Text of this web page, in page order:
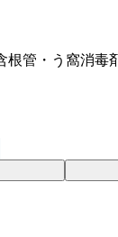
根管・う窩消毒